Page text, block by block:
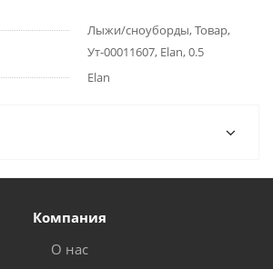
Лыжи/сноуборды, Товар,
Ут-00011607, Elan, 0.5
Elan
Компания
О нас